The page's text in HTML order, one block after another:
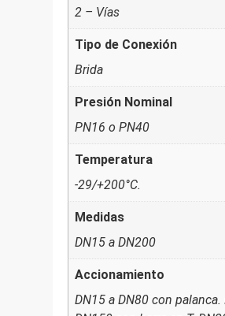
2 – Vías
Tipo de Conexión
Brida
Presión Nominal
PN16 o PN40
Temperatura
-29/+200°C.
Medidas
DN15 a DN200
Accionamiento
DN15 a DN80 con palanca.